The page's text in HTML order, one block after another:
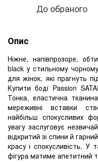
До обраного
Опис
Ніжне, напівпрозоре,
black у стильному
для жінок, які прагнуть
Купити боді Passion
Тонка, еластична
мереживні вставки
найбільш спокусливих
увагу заслуговує
відкритий зі спини й
красу і спокусливість. У
фігура матиме апетитний